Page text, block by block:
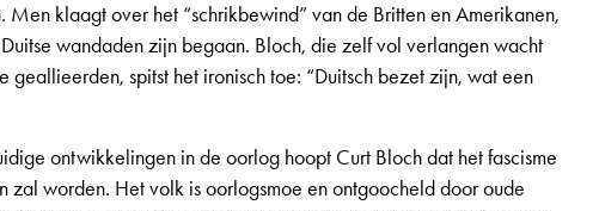
Men klaagt over het “schrikbewind” van de Britten en Amerikanen,
wandaden zijn begaan. Bloch, die zelf vol verlangen wacht
geallieerden, spitst het ironisch toe: “Duitsch bezet zijn, wat een
ontwikkelingen in de oorlog hoopt Curt Bloch dat het fascisme
zal worden. Het volk is oorlogsmoe en ontgoocheld door oude